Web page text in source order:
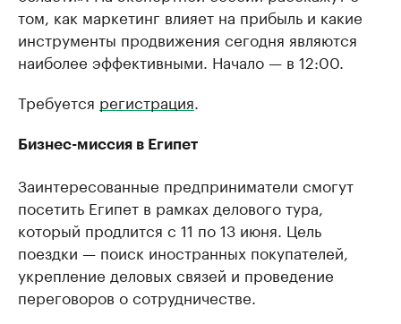
том, как маркетинг влияет на прибыль и какие
инструменты продвижения сегодня являются
наиболее эффективными. Начало — в 12:00.
Требуется регистрация.
Бизнес-миссия в Египет
Заинтересованные предприниматели смогут
посетить Египет в рамках делового тура,
который продлится с 11 по 13 июня. Цель
поездки — поиск иностранных покупателей,
укрепление деловых связей и проведение
переговоров о сотрудничестве.